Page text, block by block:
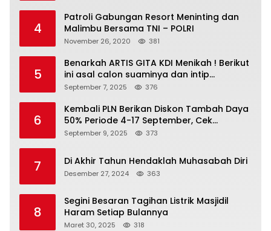
4
Patroli Gabungan Resort Meninting dan
Malimbu Bersama TNI – POLRI
November 26, 2020 381
5
Benarkah ARTIS GITA KDI Menikah ! Berikut
ini asal calon suaminya dan intip
undangannya
September 7, 2025 376
6
Kembali PLN Berikan Diskon Tambah Daya
50% Periode 4-17 September, Cek
Ketentuannya!
September 9, 2025 373
7 Di Akhir Tahun Hendaklah Muhasabah Diri
Desember 27, 2024 363
8
Segini Besaran Tagihan Listrik Masjidil
Haram Setiap Bulannya
Maret 30, 2025 318